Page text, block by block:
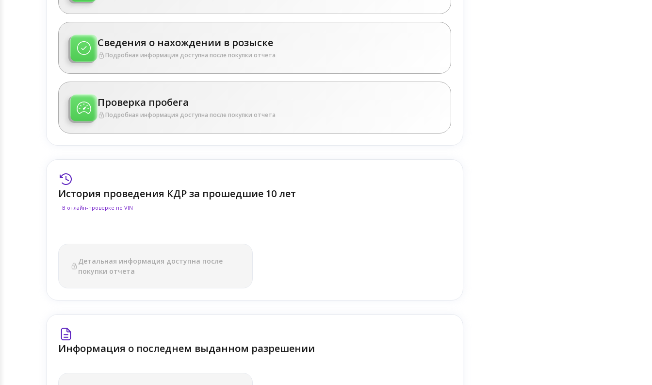
Сведения о нахождении в розыске
Подробная информация доступна после покупки отчета
Проверка пробега
Подробная информация доступна после покупки отчета
История проведения КДР за прошедшие 10 лет
В онлайн-проверке по VIN
Детальная информация доступна после
покупки отчета
Информация о последнем выданном разрешении